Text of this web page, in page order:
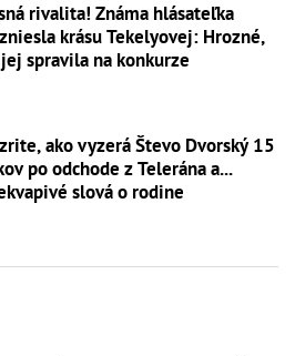
rivalita! Známa hlásateľka
krásu Tekelyovej: Hrozné,
spravila na konkurze
ako vyzerá Števo Dvorský 15
po odchode z Telerána a...
slová o rodine